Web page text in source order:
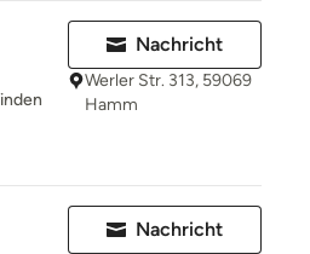
Nachricht
Werler Str. 313, 59069
Hamm
Nachricht